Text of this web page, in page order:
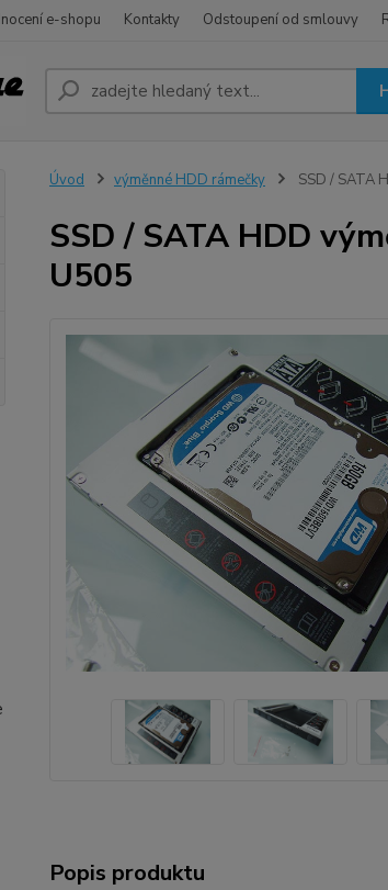
e-shopu Kontakty Odstoupení od smlouvy
Úvod výměnné HDD rámečky SSD / SATA
SSD / SATA HDD
U505
Popis produktu